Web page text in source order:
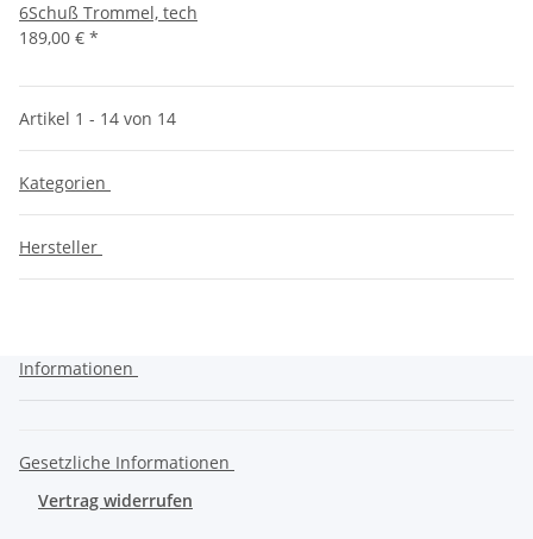
6Schuß Trommel, tech
189,00 € *
Artikel 1 - 14 von 14
Kategorien
Hersteller
Informationen
Gesetzliche Informationen
Vertrag widerrufen